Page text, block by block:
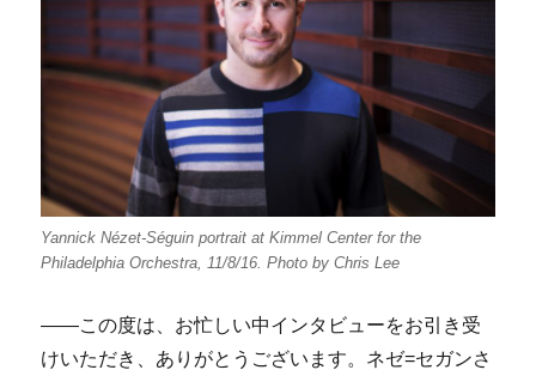
Yannick Nézet-Séguin portrait at Kimmel Center for the
Philadelphia Orchestra, 11/8/16. Photo by Chris Lee
――この度は、お忙しい中インタビューをお引き受
けいただき、ありがとうございます。ネゼ=セガンさ